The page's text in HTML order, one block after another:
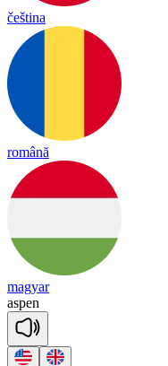
čeština
română
magyar
aspen